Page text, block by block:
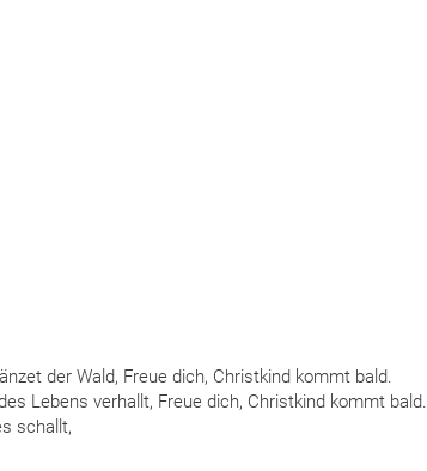
der Wald, Freue dich, Christkind kommt bald.
Lebens verhallt, Freue dich, Christkind kommt bald.
schallt,